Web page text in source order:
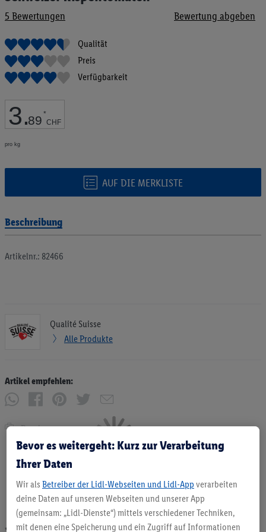
5 Bewertungen Bewertung abgeben
Qualität
Preis
Verfügbarkeit
3.89 *
CHF
pro kg
AUF DIE MERKLISTE
springen
Beschreibung
Artikelnr.: 82466
Qualité Suisse
Alle Produkte
Artikel empfehlen:
Drucken
Bevor es weitergeht: Kurz zur Verarbeitung
Ihrer Daten
Wir als Betreiber der Lidl-Webseiten und Lidl-App verarbeiten
deine Daten auf unseren Webseiten und unserer App
(gemeinsam: „Lidl-Dienste“) mittels verschiedener Techniken,
mit denen eine Speicherung und ein Zugriff auf Informationen